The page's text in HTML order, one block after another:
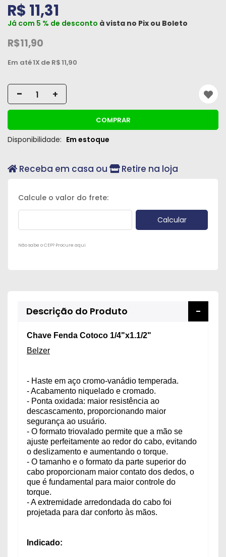
R$ 11,31
Já com 5 % de desconto à vista no Pix ou Boleto
R$11,90
Em até1X de R$11,90
- +
COMPRAR
Disponibilidade: Em estoque
Receba em casa ou Retire na loja
Não sabe o CEP? Procure aqui
Descrição do Produto
Chave Fenda Cotoco 1/4"x1.1/2"
Belzer
- Haste em aço cromo-vanádio temperada.
- Acabamento niquelado e cromado.
- Ponta oxidada: maior resistência ao
descascamento, proporcionando maior
segurança ao usuário.
- O formato triovalado permite que a mão se
ajuste perfeitamente ao redor do cabo, evitando
o deslizamento e aumentando o torque.
- O tamanho e o formato da parte superior do
cabo proporcionam maior contato dos dedos, o
que é fundamental para maior controle do
torque.
- A extremidade arredondada do cabo foi
projetada para dar conforto às mãos.
Indicado: